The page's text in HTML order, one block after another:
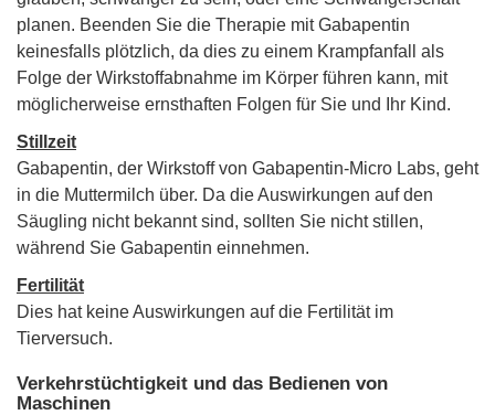
planen. Beenden Sie die Therapie mit Gabapentin
keinesfalls plötzlich, da dies zu einem Krampfanfall als
Folge der Wirkstoffabnahme im Körper führen kann, mit
möglicherweise ernsthaften Folgen für Sie und Ihr Kind.
Stillzeit
Gabapentin, der Wirkstoff von Gabapentin-Micro Labs, geht
in die Muttermilch über. Da die Auswirkungen auf den
Säugling nicht bekannt sind, sollten Sie nicht stillen,
während Sie Gabapentin einnehmen.
Fertilität
Dies hat keine Auswirkungen auf die Fertilität im
Tierversuch.
Verkehrstüchtigkeit und das Bedienen von
Maschinen